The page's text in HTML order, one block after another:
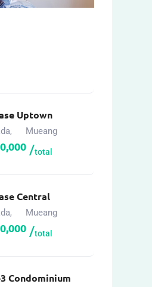
Uptown
, Mueang
total
Central
, Mueang
total
Condominium